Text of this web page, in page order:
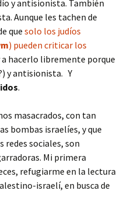
y antisionista. También
Aunque les tachen de
que solo los judíos
) pueden criticar los
a hacerlo libremente porque
y antisionista. Y
.
masacrados, con tan
bombas israelíes, y que
redes sociales, son
Mi primera
refugiarme en la lectura
israelí, en busca de